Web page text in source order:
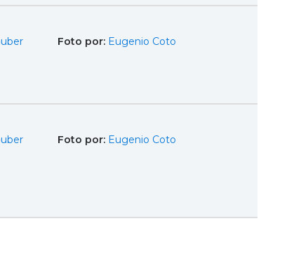
Foto por: Eugenio Coto
Foto por: Eugenio Coto